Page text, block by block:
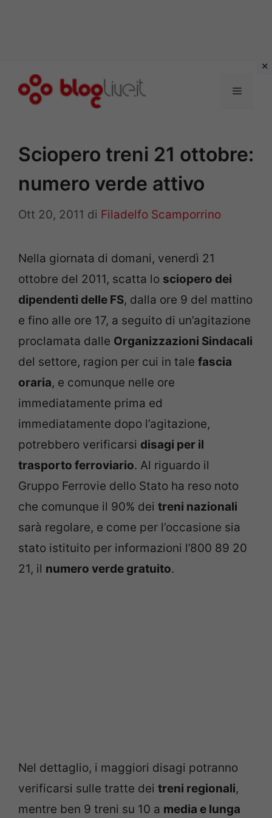
Menu
Sciopero treni 21 ottobre:
numero verde attivo
Ott 20, 2011 di Filadelfo Scamporrino
Nella giornata di domani, venerdì 21
ottobre del 2011, scatta lo sciopero dei
dipendenti delle FS, dalla ore 9 del mattino
e fino alle ore 17, a seguito di un’agitazione
proclamata dalle Organizzazioni Sindacali
del settore, ragion per cui in tale fascia
oraria, e comunque nelle ore
immediatamente prima ed
immediatamente dopo l’agitazione,
potrebbero verificarsi disagi per il
trasporto ferroviario. Al riguardo il
Gruppo Ferrovie dello Stato ha reso noto
che comunque il 90% dei treni nazionali
sarà regolare, e come per l’occasione sia
stato istituito per informazioni l’800 89 20
21, il numero verde gratuito.
Nel dettaglio, i maggiori disagi potranno
verificarsi sulle tratte dei treni regionali,
mentre ben 9 treni su 10 a media e lunga